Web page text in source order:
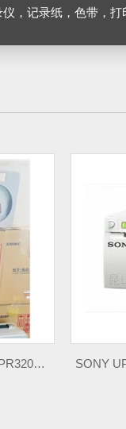
，记录纸，色带，打印
打印机